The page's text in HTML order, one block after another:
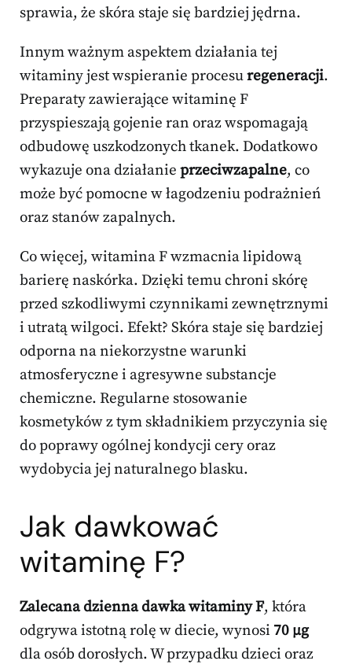
sprawia, że skóra staje się bardziej jędrna.
Innym ważnym aspektem działania tej
witaminy jest wspieranie procesuregeneracji.
Preparaty zawierające witaminę F
przyspieszają gojenie ran oraz wspomagają
odbudowę uszkodzonych tkanek. Dodatkowo
wykazuje ona działanie przeciwzapalne, co
może być pomocne w łagodzeniu podrażnień
oraz stanów zapalnych.
Co więcej, witamina F wzmacnia lipidową
barierę naskórka. Dzięki temu chroni skórę
przed szkodliwymi czynnikami zewnętrznymi
i utratą wilgoci. Efekt? Skóra staje się bardziej
odporna na niekorzystne warunki
atmosferyczne i agresywne substancje
chemiczne. Regularne stosowanie
kosmetyków z tym składnikiem przyczynia się
do poprawy ogólnej kondycji cery oraz
wydobycia jej naturalnego blasku.
Jak dawkować
witaminę F?
Zalecana dzienna dawka witaminy F, która
odgrywa istotną rolę w diecie, wynosi 70 µg
dla osób dorosłych. W przypadku dzieci oraz